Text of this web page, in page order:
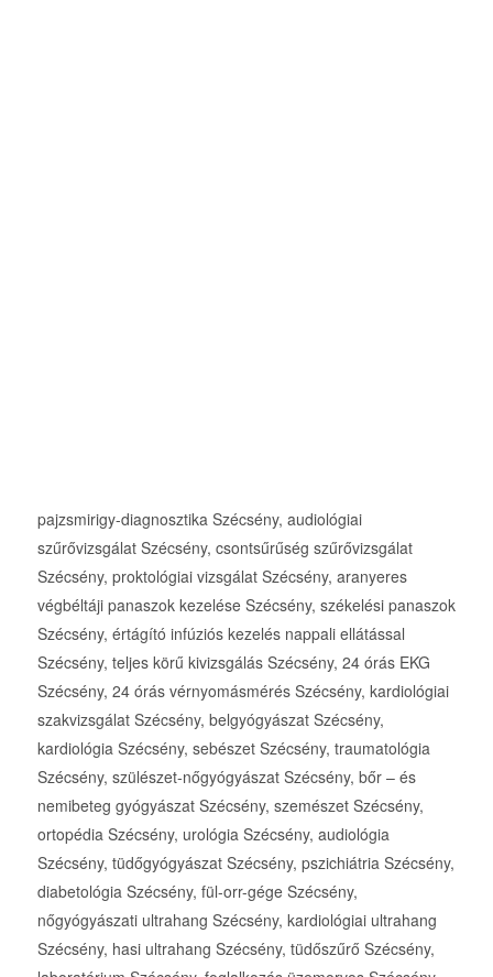
pajzsmirigy-diagnosztika Szécsény, audiológiai
szűrővizsgálat Szécsény, csontsűrűség szűrővizsgálat
Szécsény, proktológiai vizsgálat Szécsény, aranyeres
végbéltáji panaszok kezelése Szécsény, székelési panaszok
Szécsény, értágító infúziós kezelés nappali ellátással
Szécsény, teljes körű kivizsgálás Szécsény, 24 órás EKG
Szécsény, 24 órás vérnyomásmérés Szécsény, kardiológiai
szakvizsgálat Szécsény, belgyógyászat Szécsény,
kardiológia Szécsény, sebészet Szécsény, traumatológia
Szécsény, szülészet-nőgyógyászat Szécsény, bőr – és
nemibeteg gyógyászat Szécsény, szemészet Szécsény,
ortopédia Szécsény, urológia Szécsény, audiológia
Szécsény, tüdőgyógyászat Szécsény, pszichiátria Szécsény,
diabetológia Szécsény, fül-orr-gége Szécsény,
nőgyógyászati ultrahang Szécsény, kardiológiai ultrahang
Szécsény, hasi ultrahang Szécsény, tüdőszűrő Szécsény,